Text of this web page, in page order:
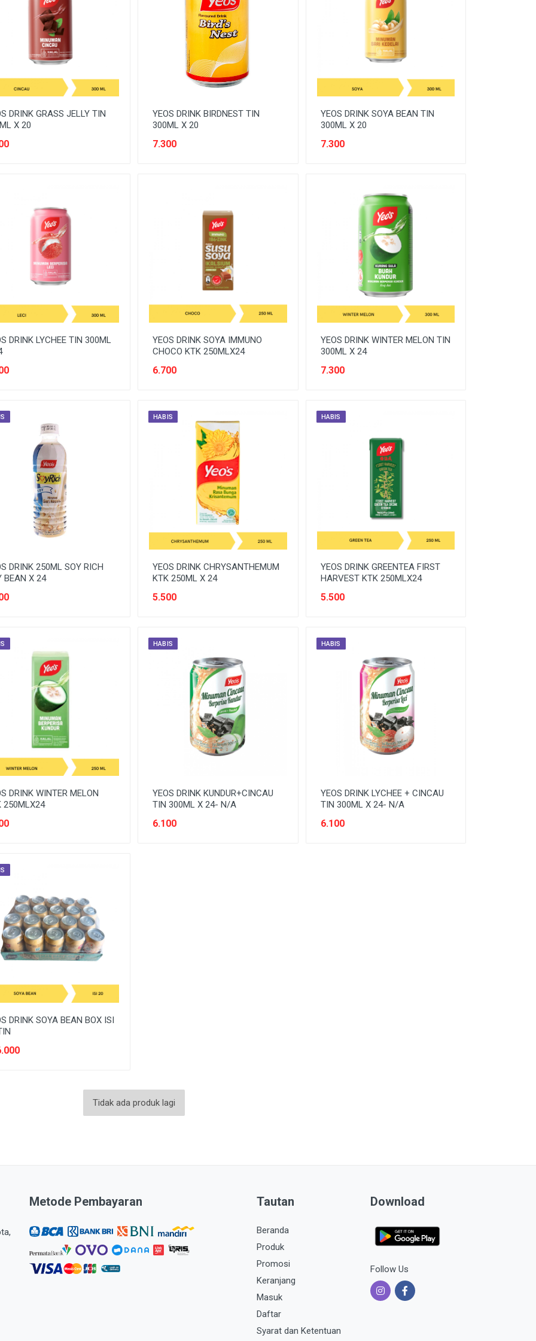
DRINK GRASS JELLY TIN
X 20
YEOS DRINK BIRDNEST TIN
300ML X 20
7.300
YEOS DRINK SOYA BEAN TIN
300ML X 20
7.300
DRINK LYCHEE TIN 300ML
YEOS DRINK SOYA IMMUNO
CHOCO KTK 250MLX24
6.700
YEOS DRINK WINTER MELON TIN
300ML X 24
7.300
DRINK 250ML SOY RICH
BEAN X 24
HABIS
YEOS DRINK CHRYSANTHEMUM
KTK 250ML X 24
5.500
HABIS
YEOS DRINK GREENTEA FIRST
HARVEST KTK 250MLX24
5.500
DRINK WINTER MELON
250MLX24
HABIS
YEOS DRINK KUNDUR+CINCAU
TIN 300ML X 24- N/A
6.100
HABIS
YEOS DRINK LYCHEE + CINCAU
TIN 300ML X 24- N/A
6.100
DRINK SOYA BEAN BOX ISI
Tidak ada produk lagi
Metode Pembayaran Tautan
Beranda
Produk
Promosi
Keranjang
Masuk
Daftar
Syarat dan Ketentuan
Download
Follow Us